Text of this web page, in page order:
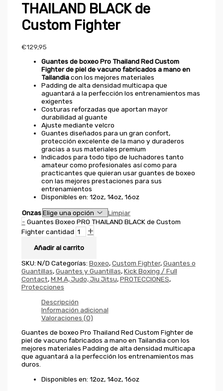
THAILAND BLACK de
Custom Fighter
€129,95
Guantes de boxeo Pro Thailand Red Custom
Fighter de piel de vacuno fabricados a mano en
Tailandiacon los mejores materiales
Padding de alta densidad multicapa que
aguantará a la perfección los entrenamientos mas
exigentes
Costuras reforzadas que aportan mayor
durabilidad al guante
Ajuste mediante velcro
Guantes diseñados para un gran confort,
protección excelente de la mano y duraderos
gracias a sus materiales premium
Indicados para todo tipo de luchadores tanto
amateur como profesionales así como para
practicantes que quieran usar guantes de boxeo
con las mejores prestaciones para sus
entrenamientos
Disponibles en: 12oz, 14oz, 16oz
Onzas
Limpiar
- Guantes Boxeo PRO THAILAND BLACK de Custom
Fighter cantidad
+
Añadir al carrito
SKU: N/D Categorías: Boxeo,Custom Fighter,Guantes o
Guantillas,Guantes y Guantillas,Kick Boxing / Full
Contact,M.M.A, Judo, Jiu Jitsu,PROTECCIONES,
Protecciones
Descripción
Información adicional
Valoraciones (0)
Guantes de boxeo Pro Thailand Red Custom Fighter de
piel de vacuno fabricados a mano en Tailandia con los
mejores materiales Padding de alta densidad multicapa
que aguantará a la perfección los entrenamientos mas
duros.
Disponibles en: 12oz, 14oz, 16oz